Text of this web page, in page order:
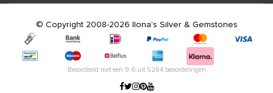
© Copyright 2008-2026 Ilona's Silver & Gemstones
Beoordeeld met een 9.6uit 5284beoordelingen